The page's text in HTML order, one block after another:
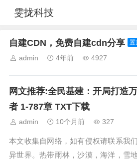
雯拢科技
自建CDN，免费自建cdn分享 置
admin 4年前 4927
网文推荐:全民基建：开局打造
者 1-787章 TXT下载
admin 10个月前 327
本文收集自网络，如有侵权请联系我
异世界。热带雨林，沙漠，海洋，雪